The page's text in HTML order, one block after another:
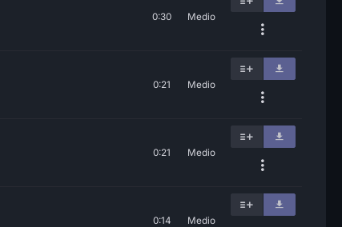
0:30 Medio
0:21 Medio
0:21 Medio
0:14 Medio